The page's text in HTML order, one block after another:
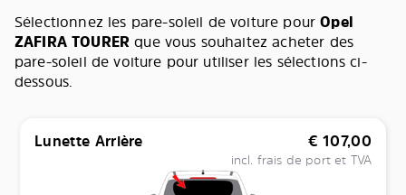
Sélectionnez les pare-soleil de voiture pourOpel
ZAFIRA TOURER que vous souhaitez acheter des
pare-soleil de voiture pour utiliser les sélections ci-
dessous.
Lunette Arrière € 107,00
incl. frais de port et TVA